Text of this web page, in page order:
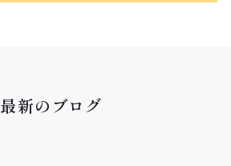
最新のブログ